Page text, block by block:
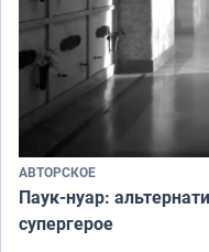
АВТОРСКОЕ
Паук-нуар:
супергерое